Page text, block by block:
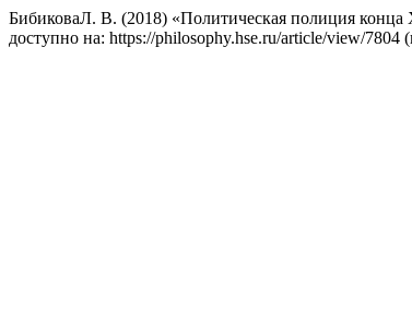
БибиковаЛ. В. (2018) «Политическая полиция конца
доступно на: https://philosophy.hse.ru/article/view/7804